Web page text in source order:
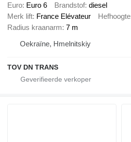
Euro Euro 6 Brandstof diesel
Merk lift France Elévateur Hefhoogte
Radius kraanarm 7 m
Oekraïne, Hmelnitskiy
TOV DN TRANS